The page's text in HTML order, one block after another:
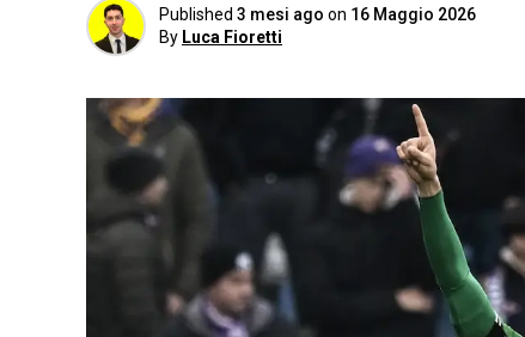
Published 3 mesi ago on 16 Maggio 2026
By Luca Fioretti